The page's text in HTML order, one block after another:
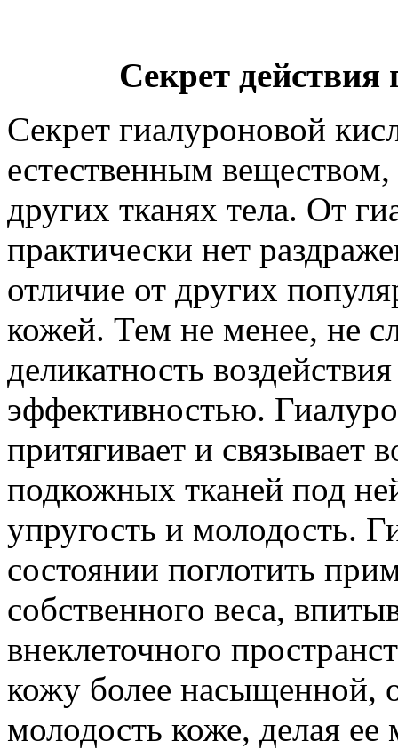
Секрет
Секрет гиалуроновой
естественным
других тканях тела. От
практически нет
отличие от других
кожей. Тем не менее, не
деликатность
эффективностью.
притягивает и связывает
подкожных тканей под
упругость и молодость.
состоянии поглотить
собственного веса,
внеклеточного
кожу более насыщенной,
молодость коже, делая ее